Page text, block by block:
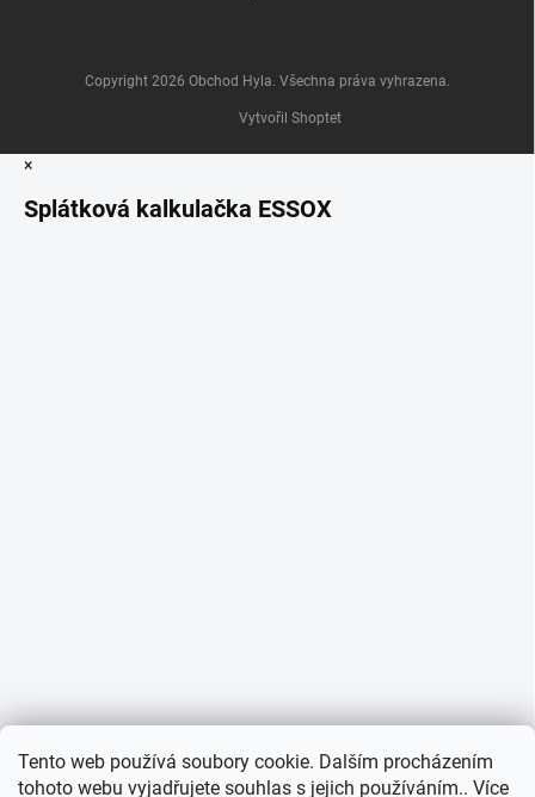
Informace o cookies
Tento web používá soubory cookie. Dalším procházením
tohoto webu vyjadřujete souhlas s jejich používáním.. Více
Vytvořil Shoptet
Copyright 2026 Obchod Hyla . Všechna práva vyhrazena.
×
Splátková kalkulačka ESSOX